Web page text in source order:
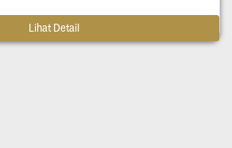
Lihat Detail